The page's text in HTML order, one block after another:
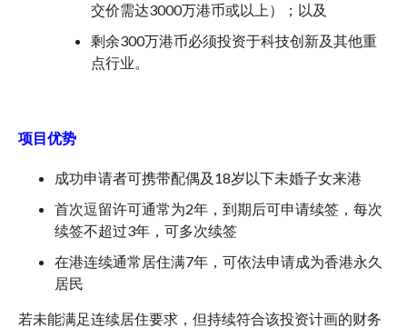
交价需达3000万港币或以上）；以及
剩余300万港币必须投资于科技创新及其他重
点行业。
项目优势
成功申请者可携带配偶及18岁以下未婚子女来港
首次逗留许可通常为2年，到期后可申请续签，每次
续签不超过3年，可多次续签
在港连续通常居住满7年，可依法申请成为香港永久
居民
若未能满足连续居住要求，但持续符合该投资计画的财务